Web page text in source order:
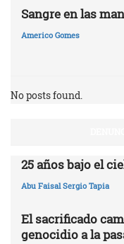
Sangre en las
Americo Gomes
No posts found.
25 años bajo el
Abu Faisal Sergio Tapia
El sacrificado
genocidio a la